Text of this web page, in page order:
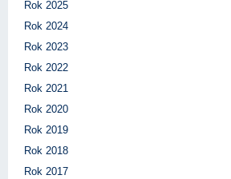
Rok 2025
Rok 2024
Rok 2023
Rok 2022
Rok 2021
Rok 2020
Rok 2019
Rok 2018
Rok 2017